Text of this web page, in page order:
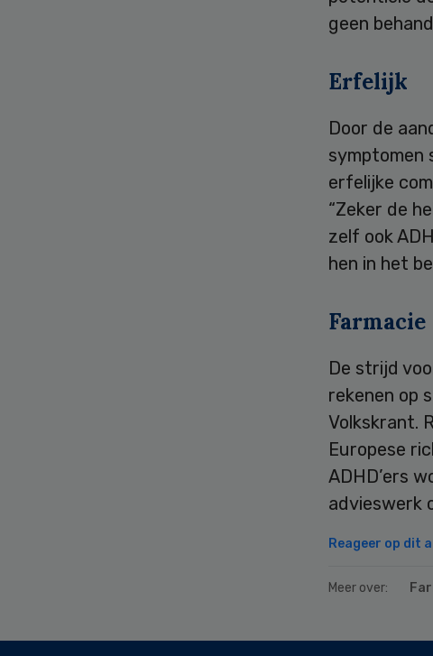
geen
Erfelijk
Door de
symptomen
erfelijke
“Zeker de
zelf ook
hen in het
Farmacie
De strijd
rekenen op
Volkskrant.
Europese
ADHD’ers
advieswerk
Reageer op dit
Meer over: